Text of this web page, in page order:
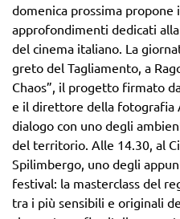
domenica prossima
approfondimenti dedicati
del cinema italiano. La
greto del Tagliamento, a
Chaos”, il progetto firmato
e il direttore della fotografia
dialogo con uno degli
del territorio. Alle 14.30, al
Spilimbergo, uno degli
festival: la masterclass del
tra i più sensibili e originali